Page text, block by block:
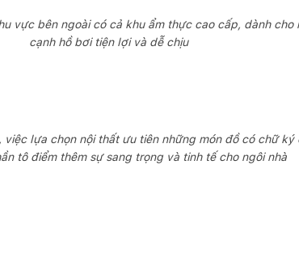
vực bên ngoài có cả khu ẩm thực cao cấp, dành cho
cạnh hồ bơi tiện lợi và dễ chịu
lựa chọn nội thất ưu tiên những món đồ có chữ ký
tô điểm thêm sự sang trọng và tinh tế cho ngôi nhà